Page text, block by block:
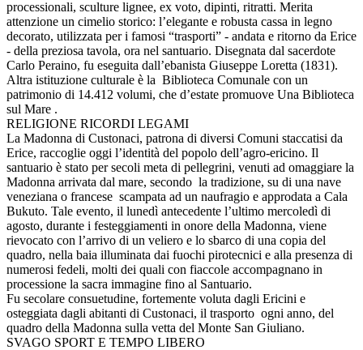
processionali, sculture lignee, ex voto, dipinti, ritratti. Merita
attenzione un cimelio storico: l’elegante e robusta cassa in legno
decorato, utilizzata per i famosi “trasporti” - andata e ritorno da Erice
- della preziosa tavola, ora nel santuario. Disegnata dal sacerdote
Carlo Peraino, fu eseguita dall’ebanista Giuseppe Loretta (1831).
Altra istituzione culturale è la Biblioteca Comunale con un
patrimonio di 14.412 volumi, che d’estate promuove Una Biblioteca
sul Mare .
RELIGIONE RICORDI LEGAMI
La Madonna di Custonaci, patrona di diversi Comuni staccatisi da
Erice, raccoglie oggi l’identità del popolo dell’agro-ericino. Il
santuario è stato per secoli meta di pellegrini, venuti ad omaggiare la
Madonna arrivata dal mare, secondo la tradizione, su di una nave
veneziana o francese scampata ad un naufragio e approdata a Cala
Bukuto. Tale evento, il lunedì antecedente l’ultimo mercoledì di
agosto, durante i festeggiamenti in onore della Madonna, viene
rievocato con l’arrivo di un veliero e lo sbarco di una copia del
quadro, nella baia illuminata dai fuochi pirotecnici e alla presenza di
numerosi fedeli, molti dei quali con fiaccole accompagnano in
processione la sacra immagine fino al Santuario.
Fu secolare consuetudine, fortemente voluta dagli Ericini e
osteggiata dagli abitanti di Custonaci, il trasporto ogni anno, del
quadro della Madonna sulla vetta del Monte San Giuliano.
SVAGO SPORT E TEMPO LIBERO